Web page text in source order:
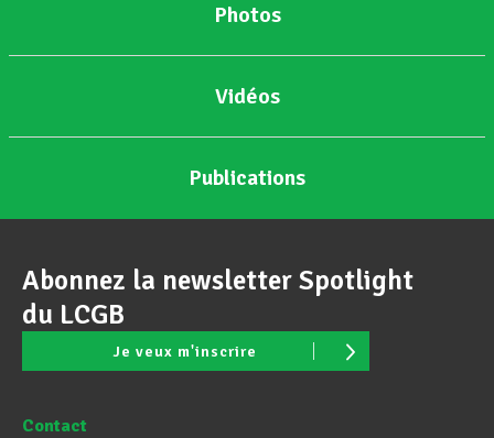
Photos
Vidéos
Publications
Abonnez la newsletter Spotlight
du LCGB
Je veux m'inscrire
Contact